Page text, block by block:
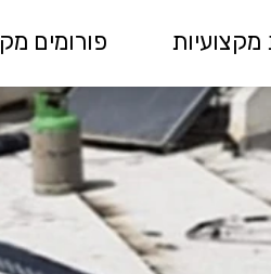
פורומים